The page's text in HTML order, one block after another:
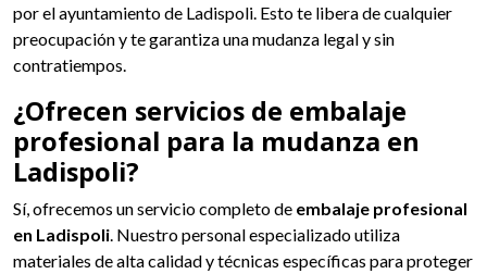
por el ayuntamiento de Ladispoli. Esto te libera de cualquier
preocupación y te garantiza una mudanza legal y sin
contratiempos.
¿Ofrecen servicios de embalaje
profesional para la mudanza en
Ladispoli?
Sí, ofrecemos un servicio completo de embalaje profesional
en Ladispoli. Nuestro personal especializado utiliza
materiales de alta calidad y técnicas específicas para proteger